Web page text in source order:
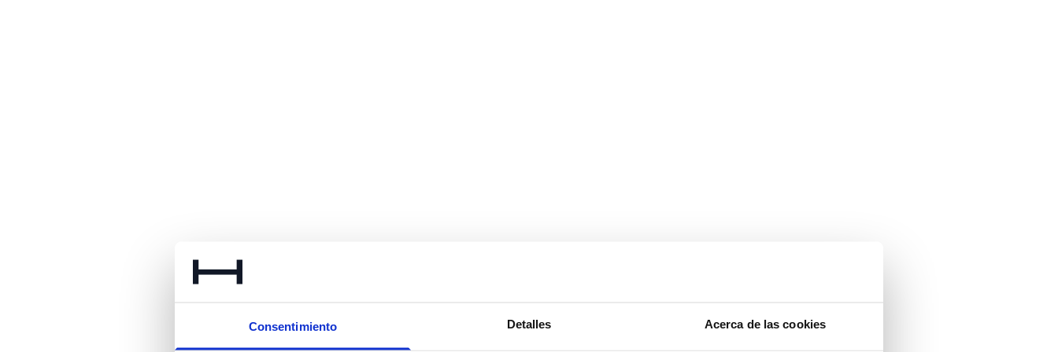
Consentimiento Detalles Acerca de las cookies